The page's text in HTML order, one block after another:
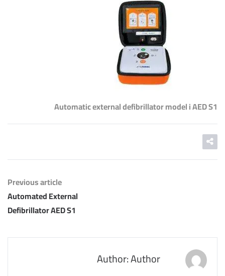
Automatic external defibrillator model i AED S1
Previous article
Automated External
Defibrillator AED S1
Author: Author